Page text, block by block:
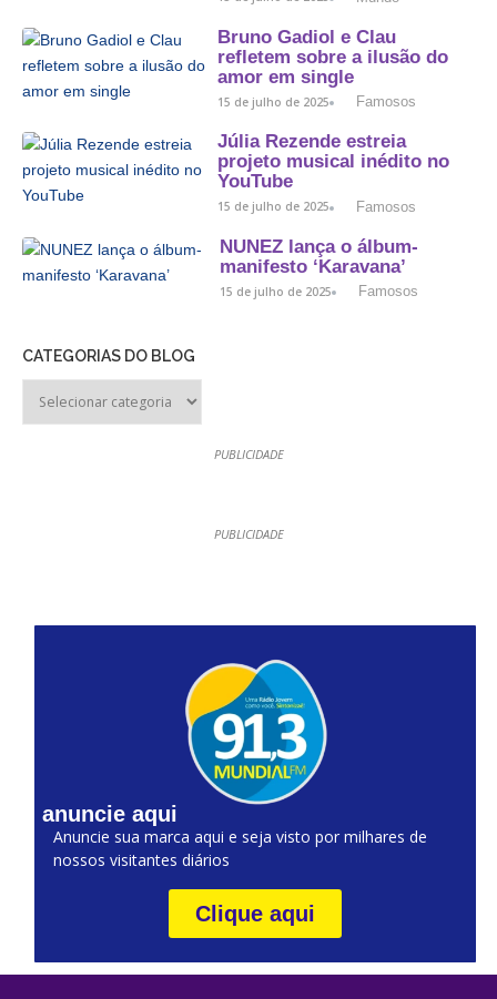
Bruno Gadiol e Clau
refletem sobre a ilusão do
amor em single
15 de julho de 2025 Famosos
Júlia Rezende estreia
projeto musical inédito no
YouTube
15 de julho de 2025 Famosos
NUNEZ lança o álbum-
manifesto ‘Karavana’
15 de julho de 2025 Famosos
CATEGORIAS DO BLOG
PUBLICIDADE
PUBLICIDADE
anuncie aqui
Anuncie sua marca aqui e seja visto por milhares de
nossos visitantes diários
Clique aqui